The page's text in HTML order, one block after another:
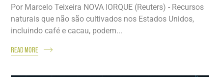
Por Marcelo Teixeira NOVA IORQUE (Reuters) - Recursos
naturais que não são cultivados nos Estados Unidos,
incluindo café e cacau, podem...
READ MORE